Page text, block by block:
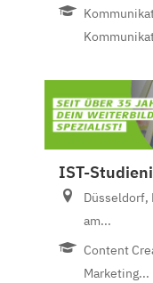
IST-
Düsseldorf,
am...
Content
Marketing...